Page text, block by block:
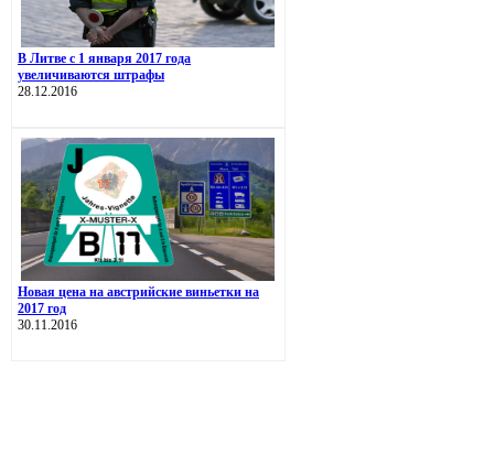
В Литве с 1 января 2017 года
увеличиваются штрафы
28.12.2016
Новая цена на австрийские виньетки на
2017 год
30.11.2016